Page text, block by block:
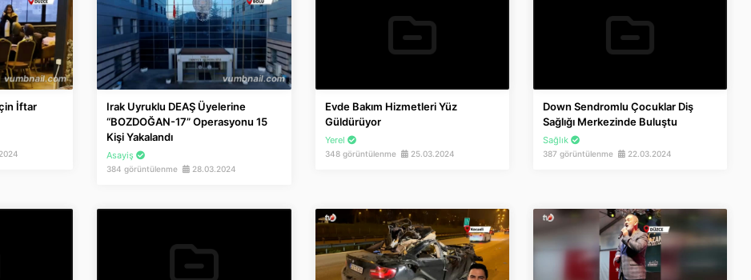
İftar
Irak Uyruklu DEAŞ Üyelerine
“BOZDOĞAN-17” Operasyonu 15
Kişi Yakalandı
Asayiş
384 görüntülenme 28.03.2024
Evde Bakım Hizmetleri Yüz
Güldürüyor
Yerel
348 görüntülenme 25.03.2024
Down Sendromlu Çocuklar Diş
Sağlığı Merkezinde Buluştu
Sağlık
387 görüntülenme 22.03.2024